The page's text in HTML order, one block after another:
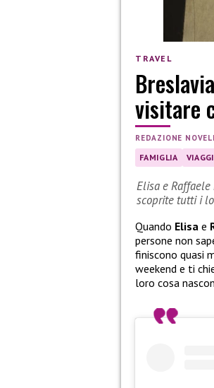
TRAVEL
visitare
REDAZIONE
FAMIGLIA VIAGGI
Elisa e
scoprite tutti i
Quando Elisa e
persone non
finiscono quasi
weekend e ti
loro cosa